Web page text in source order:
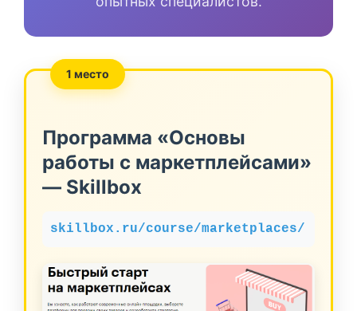
1 место
Программа «Основы
работы с маркетплейсами»
— Skillbox
skillbox.ru/course/marketplaces/